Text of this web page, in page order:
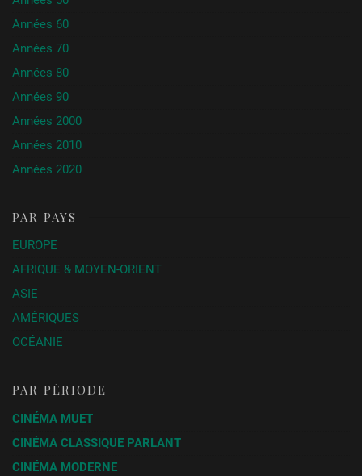
Années 60
Années 70
Années 80
Années 90
Années 2000
Années 2010
Années 2020
PAR PAYS
EUROPE
AFRIQUE & MOYEN-ORIENT
ASIE
AMÉRIQUES
OCÉANIE
PAR PÉRIODE
CINÉMA MUET
CINÉMA CLASSIQUE PARLANT
CINÉMA MODERNE